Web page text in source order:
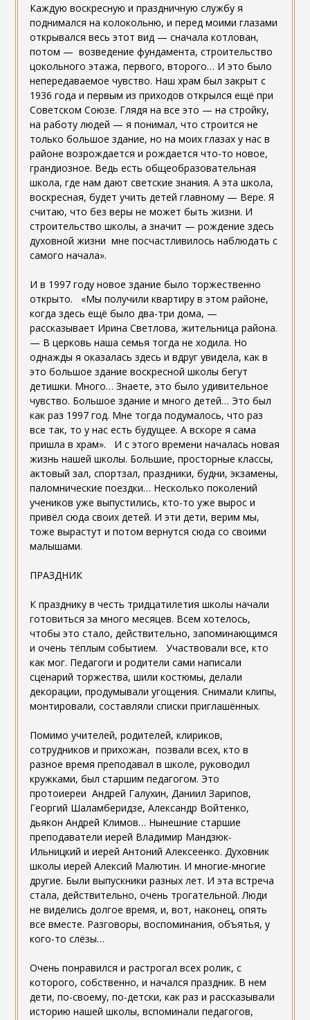
Каждую воскресную и праздничную службу я
поднимался на колокольню, и перед моими глазами
открывался весь этот вид — сначала котлован,
потом — возведение фундамента, строительство
цокольного этажа, первого, второго… И это было
непередаваемое чувство. Наш храм был закрыт с
1936 года и первым из приходов открылся ещё при
Советском Союзе. Глядя на все это — на стройку,
на работу людей — я понимал, что строится не
только большое здание, но на моих глазах у нас в
районе возрождается и рождается что-то новое,
грандиозное. Ведь есть общеобразовательная
школа, где нам дают светские знания. А эта школа,
воскресная, будет учить детей главному — Вере. Я
считаю, что без веры не может быть жизни. И
строительство школы, а значит — рождение здесь
духовной жизни мне посчастливилось наблюдать с
самого начала».
И в 1997 году новое здание было торжественно
открыто. «Мы получили квартиру в этом районе,
когда здесь ещё было два-три дома, —
рассказывает Ирина Светлова, жительница района.
— В церковь наша семья тогда не ходила. Но
однажды я оказалась здесь и вдруг увидела, как в
это большое здание воскресной школы бегут
детишки. Много… Знаете, это было удивительное
чувство. Большое здание и много детей… Это был
как раз 1997 год. Мне тогда подумалось, что раз
все так, то у нас есть будущее. А вскоре я сама
пришла в храм». И с этого времени началась новая
жизнь нашей школы. Большие, просторные классы,
актовый зал, спортзал, праздники, будни, экзамены,
паломнические поездки… Несколько поколений
учеников уже выпустились, кто-то уже вырос и
привёл сюда своих детей. И эти дети, верим мы,
тоже вырастут и потом вернутся сюда со своими
малышами.
ПРАЗДНИК
К празднику в честь тридцатилетия школы начали
готовиться за много месяцев. Всем хотелось,
чтобы это стало, действительно, запоминающимся
и очень тёплым событием. Участвовали все, кто
как мог. Педагоги и родители сами написали
сценарий торжества, шили костюмы, делали
декорации, продумывали угощения. Снимали клипы,
монтировали, составляли списки приглашённых.
Помимо учителей, родителей, клириков,
сотрудников и прихожан, позвали всех, кто в
разное время преподавал в школе, руководил
кружками, был старшим педагогом. Это
протоиереи Андрей Галухин, Даниил Зарипов,
Георгий Шаламберидзе, Александр Войтенко,
дьякон Андрей Климов… Нынешние старшие
преподаватели иерей Владимир Мандзюк-
Ильницкий и иерей Антоний Алексеенко. Духовник
школы иерей Алексий Малютин. И многие-многие
другие. Были выпускники разных лет. И эта встреча
стала, действительно, очень трогательной. Люди
не виделись долгое время, и, вот, наконец, опять
все вместе. Разговоры, воспоминания, объятья, у
кого-то слёзы…
Очень понравился и растрогал всех ролик, с
которого, собственно, и начался праздник. В нем
дети, по-своему, по-детски, как раз и рассказывали
историю нашей школы, вспоминали педагогов,